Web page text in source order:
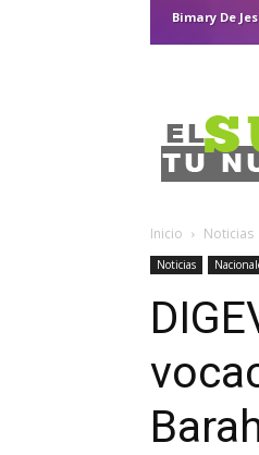
Bimary De
Inicio Noticias
Noticias